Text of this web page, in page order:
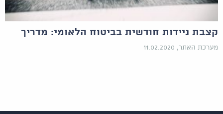
קצבת ניידות חודשית בביטוח הלאומי: מדריך
מערכת האתר, 11.02.2020